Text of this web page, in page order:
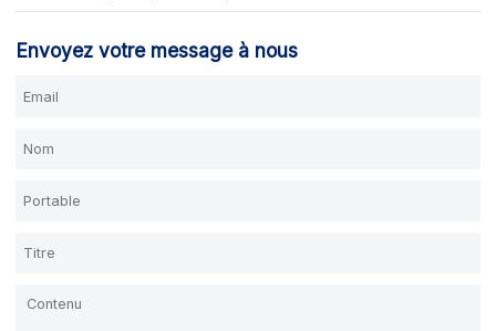
Envoyez votre message à nous